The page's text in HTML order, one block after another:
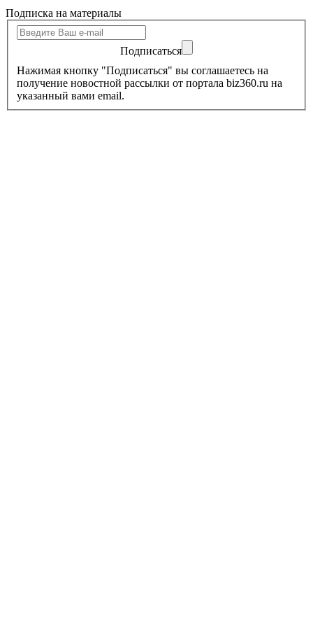
Подписка на материалы
Подписаться
Нажимая кнопку "Подписаться" вы соглашаетесь на
получение новостной рассылки от портала biz360.ru на
указанный вами email.